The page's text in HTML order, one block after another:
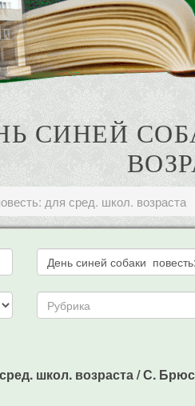
СИНЕЙ
для сред. школ. возраста
школ. возраста / С.